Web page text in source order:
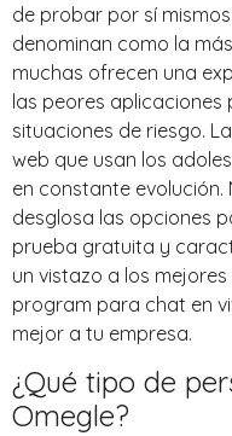
de probar por sí
denominan como la
muchas ofrecen una
las peores aplicaciones
situaciones de riesgo.
web que usan los
en constante
desglosa las opciones
prueba gratuita y
un vistazo a los
program para chat en
mejor a tu empresa.
¿Qué tipo de
Omegle?